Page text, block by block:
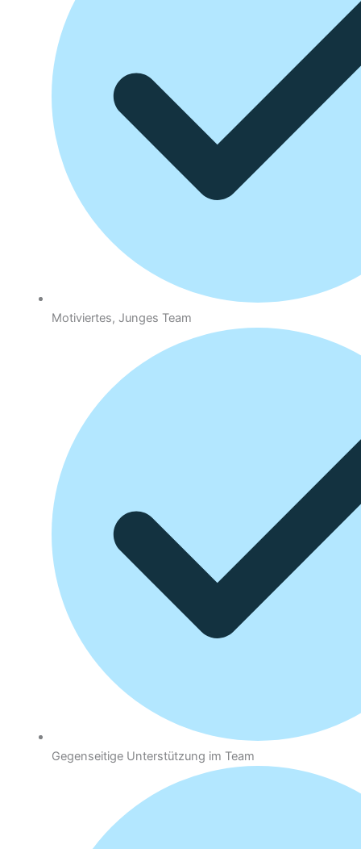
Motiviertes, Junges Team
Gegenseitige Unterstützung im Team